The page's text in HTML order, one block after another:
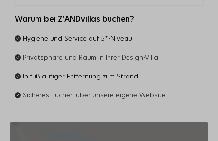
Warum bei Z'ANDvillas buchen?
Hygiene und Service auf 5*-Niveau
Privatsphäre und Raum in Ihrer Design-Villa
In fußläufiger Entfernung zum Strand
Sicheres Buchen über unsere eigene Website